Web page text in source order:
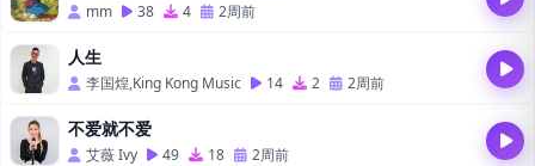
mm 38 4 2周前
人生
李国煌,King Kong Music 14 2 2周前
不爱就不爱
艾薇 Ivy 49 18 2周前